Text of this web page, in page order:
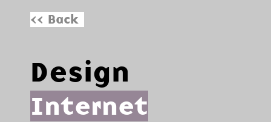
<< Back
Design
Internet